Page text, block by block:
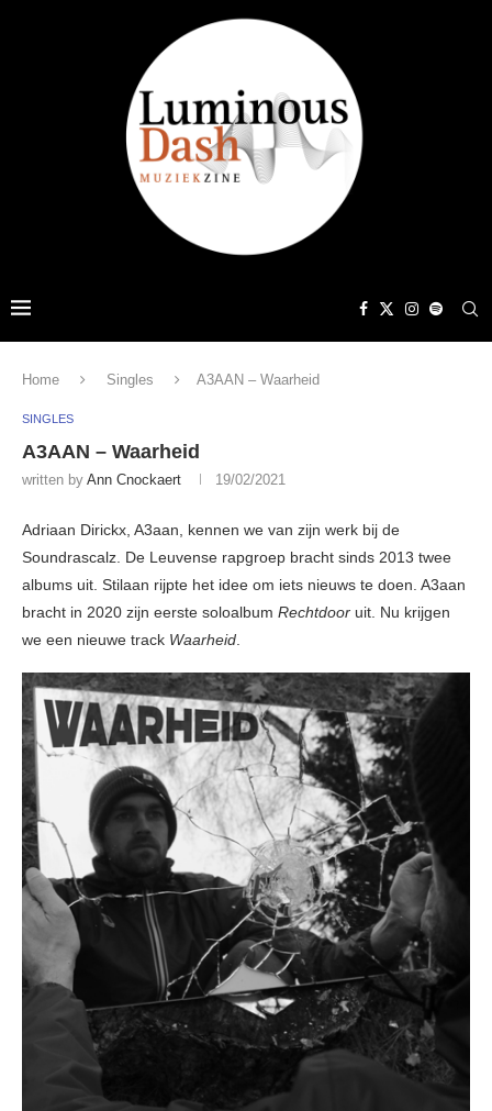
Home Singles A3AAN – Waarheid
SINGLES
A3AAN – Waarheid
written by Ann Cnockaert 19/02/2021
Adriaan Dirickx, A3aan, kennen we van zijn werk bij de
Soundrascalz. De Leuvense rapgroep bracht sinds 2013 twee
albums uit. Stilaan rijpte het idee om iets nieuws te doen. A3aan
bracht in 2020 zijn eerste soloalbum Rechtdoor uit. Nu krijgen
we een nieuwe track Waarheid.